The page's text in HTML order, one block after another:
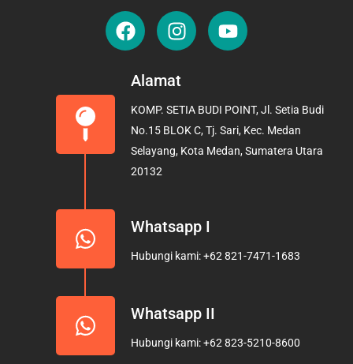
F
a
e
o
o
k
I
n
t
g
r
a
Y
o
b
e
Alamat
KOMP. SETIA BUDI POINT, Jl. Setia Budi
No.15 BLOK C, Tj. Sari, Kec. Medan
Selayang, Kota Medan, Sumatera Utara
20132
Whatsapp I
Hubungi kami: +62 821-7471-1683
Whatsapp II
Hubungi kami: +62 823-5210-8600